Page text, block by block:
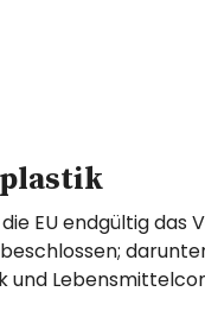
die EU endgültig das
und